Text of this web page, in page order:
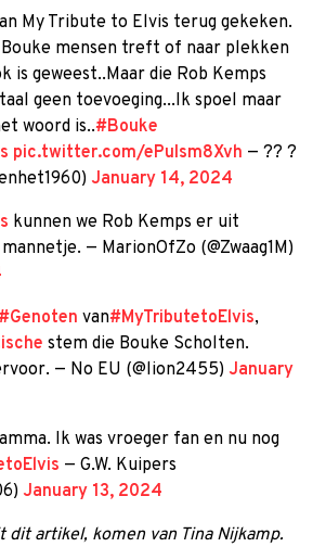
My Tribute to Elvis terug gekeken.
mensen treft of naar plekken
is geweest..Maar die Rob Kemps
geen toevoeging...Ik spoel maar
woord is..#Bouke
pic.twitter.com/ePuIsm8Xvh — ?? ?
January 14, 2024
kunnen we Rob Kemps er uit
— MarionOfZo (@Zwaag1M)
van#MyTributetoElvis,
stem die Bouke Scholten.
— No EU (@lion2455) January
Ik was vroeger fan en nu nog
— G.W. Kuipers
January 13, 2024
dit artikel, komen van Tina Nijkamp.